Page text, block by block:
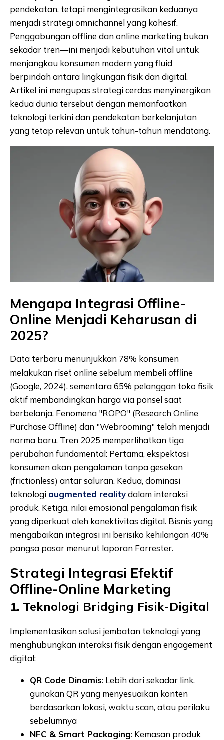
pendekatan, tetapi mengintegrasikan keduanya
menjadi strategi omnichannel yang kohesif.
Penggabungan offline dan online marketing bukan
sekadar tren—ini menjadi kebutuhan vital untuk
menjangkau konsumen modern yang fluid
berpindah antara lingkungan fisik dan digital.
Artikel ini mengupas strategi cerdas menyinergikan
kedua dunia tersebut dengan memanfaatkan
teknologi terkini dan pendekatan berkelanjutan
yang tetap relevan untuk tahun-tahun mendatang.
Mengapa Integrasi Offline-
Online Menjadi Keharusan di
2025?
Data terbaru menunjukkan 78% konsumen
melakukan riset online sebelum membeli offline
(Google, 2024), sementara 65% pelanggan toko fisik
aktif membandingkan harga via ponsel saat
berbelanja. Fenomena "ROPO" (Research Online
Purchase Offline) dan "Webrooming" telah menjadi
norma baru. Tren 2025 memperlihatkan tiga
perubahan fundamental: Pertama, ekspektasi
konsumen akan pengalaman tanpa gesekan
(frictionless) antar saluran. Kedua, dominasi
teknologi augmented realitydalam interaksi
produk. Ketiga, nilai emosional pengalaman fisik
yang diperkuat oleh konektivitas digital. Bisnis yang
mengabaikan integrasi ini berisiko kehilangan 40%
pangsa pasar menurut laporan Forrester.
Strategi Integrasi Efektif
Offline-Online Marketing
1. Teknologi Bridging Fisik-Digital
Implementasikan solusi jembatan teknologi yang
menghubungkan interaksi fisik dengan engagement
digital:
QR Code Dinamis: Lebih dari sekadar link,
gunakan QR yang menyesuaikan konten
berdasarkan lokasi, waktu scan, atau perilaku
sebelumnya
NFC & Smart Packaging: Kemasan produk